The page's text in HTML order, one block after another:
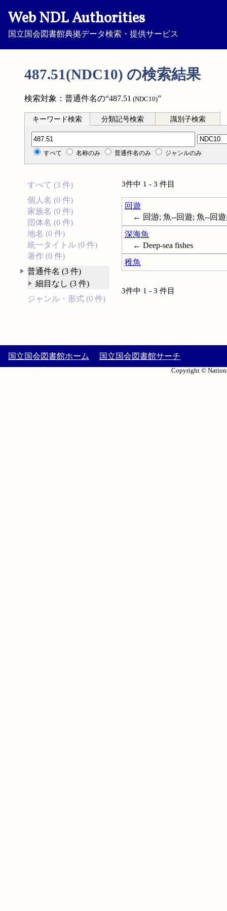
Web NDL Authorities
国立国会図書館典拠データ検索・提供サービス
487.51(NDC10) の検索結果
検索対象：普通件名の“487.51 (NDC10)”
キーワード検索 分類記号検索 識別子検索
分類記号検索
すべて 名称のみ 普通件名のみ ジャンルのみ
すべて (3 件)
個人名 (0 件)
家族名 (0 件)
団体名 (0 件)
地名 (0 件)
統一タイトル (0 件)
著作 (0 件)
普通件名 (3 件)
細目なし (3 件)
ジャンル・形式 (0 件)
3件中 1 - 3 件目
回遊
← 回游; 魚--回遊; 魚--回遊
深海魚
← Deep-sea fishes
稚魚
3件中 1 - 3 件目
国立国会図書館ホーム 国立国会図書館サーチ
Copyright ©